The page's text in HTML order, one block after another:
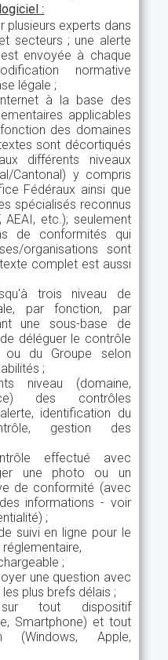
:
plusieurs experts dans
secteurs ; une alerte
envoyée à chaque
normative
légale ;
à la base des
applicables
des domaines
sont décortiqués
différents niveaux
Cantonal) y compris
Fédéraux ainsi que
spécialisés reconnus
AEAI, etc.); seulement
de conformités qui
organisations sont
complet est aussi
trois niveau de
par fonction, par
une sous-base de
déléguer le contrôle
du Groupe selon
;
niveau (domaine,
des contrôles
identification du
gestion des
effectué avec
une photo ou un
de conformité (avec
informations - voir
;
suivi en ligne pour le
;
une question avec
plus brefs délais ;
tout dispositif
Smartphone) et tout
(Windows, Apple,